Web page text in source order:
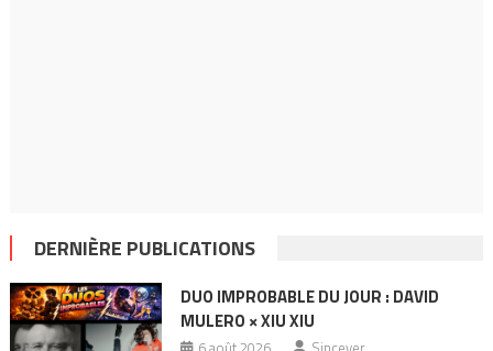
DERNIÈRE PUBLICATIONS
DUO IMPROBABLE DU JOUR : DAVID
MULERO × XIU XIU